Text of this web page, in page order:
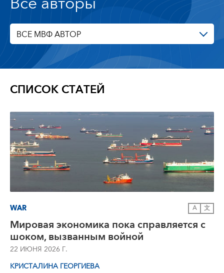
ВСЕ МВФ АВТОР
СПИСОК СТАТЕЙ
WAR A 文
Мировая экономика пока справляется с
шоком, вызванным войной
22 ИЮНЯ 2026 Г.
КРИСТАЛИНА ГЕОРГИЕВА